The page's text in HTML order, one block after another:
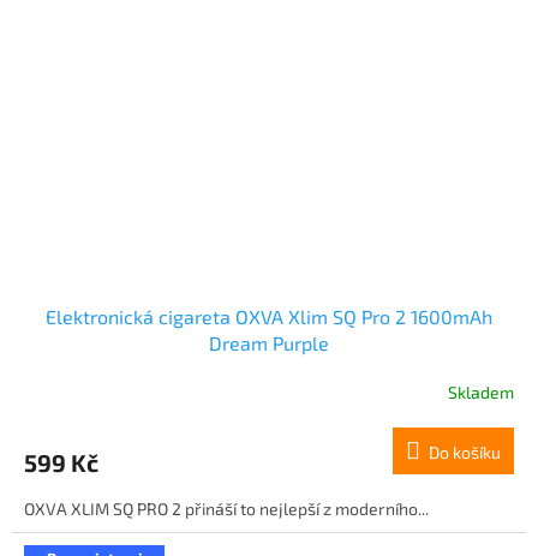
Elektronická cigareta OXVA Xlim SQ Pro 2 1600mAh
Dream Purple
Skladem
599 Kč Do košíku
OXVA XLIM SQ PRO 2 přináší to nejlepší z moderního...